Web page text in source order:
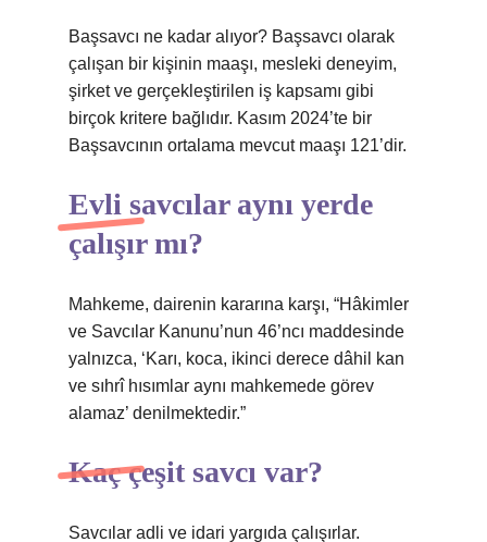
Başsavcı ne kadar alıyor? Başsavcı olarak
çalışan bir kişinin maaşı, mesleki deneyim,
şirket ve gerçekleştirilen iş kapsamı gibi
birçok kritere bağlıdır. Kasım 2024’te bir
Başsavcının ortalama mevcut maaşı 121’dir.
Evli savcılar aynı yerde
çalışır mı?
Mahkeme, dairenin kararına karşı, “Hâkimler
ve Savcılar Kanunu’nun 46’ncı maddesinde
yalnızca, ‘Karı, koca, ikinci derece dâhil kan
ve sıhrî hısımlar aynı mahkemede görev
alamaz’ denilmektedir.”
Kaç çeşit savcı var?
Savcılar adli ve idari yargıda çalışırlar.